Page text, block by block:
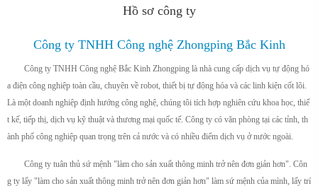
Hồ sơ công ty
Công ty TNHH Công nghệ Zhongping Bắc Kinh
Công ty TNHH Công nghệ Bắc Kinh Zhongping là nhà cung cấp dịch vụ tự động hó
a điện công nghiệp toàn cầu, chuyên về robot, thiết bị tự động hóa và các linh kiện cốt lõi.
Là một doanh nghiệp định hướng công nghệ, chúng tôi tích hợp nghiên cứu khoa học, thiế
t kế, tiếp thị, dịch vụ kỹ thuật và thương mại quốc tế. Công ty có văn phòng tại các tỉnh, th
ành phố công nghiệp quan trọng trên cả nước và có nhiều điểm dịch vụ ở nước ngoài.
Công ty tuân thủ sứ mệnh "làm cho sản xuất thông minh trở nên đơn giản hơn". Côn
g ty lấy "làm cho sản xuất thông minh trở nên đơn giản hơn" làm sứ mệnh của mình, lấy trí